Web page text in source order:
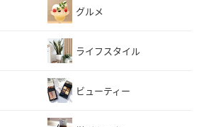
グルメ
ライフスタイル
ビューティー